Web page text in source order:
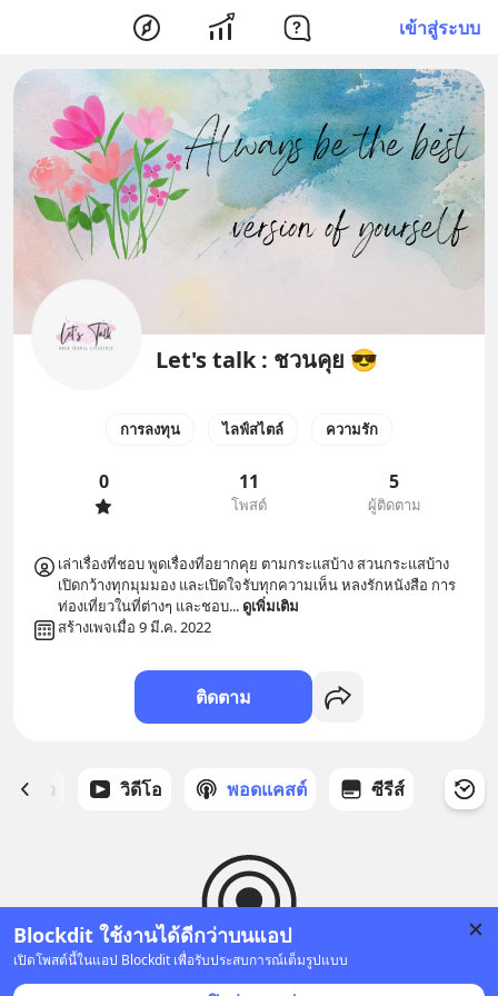
เข้าสู่ระบบ
Blockdit ใช้งานได้ดีกว่าบนแอป
เปิดโพสต์นี้ในแอป Blockdit เพื่อรับประสบการณ์เต็มรูปแบบ
Let's talk : ชวนคุย 😎
การลงทุน ไลฟ์สไตล์ ความรัก
0 11
โพสต์
5
ผู้ติดตาม
เล่าเรื่องที่ชอบ พูดเรื่องที่อยากคุย ตามกระแสบ้าง สวนกระแสบ้าง
เปิดกว้างทุกมุมมอง และเปิดใจรับทุกความเห็น หลงรักหนังสือ การ
ท่องเที่ยวในที่ต่างๆ และชอบ... ดูเพิ่มเติม
สร้างเพจเมื่อ 9 มี.ค. 2022
ติดตาม
ด้ดาว วิดีโอ พอดแคสต์ ซีรีส์